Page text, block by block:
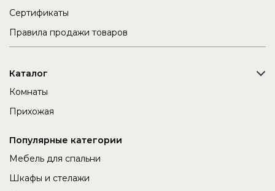
Сертификаты
Правила продажи товаров
Каталог
Комнаты
Прихожая
Популярные категории
Мебель для спальни
Шкафы и стелажи